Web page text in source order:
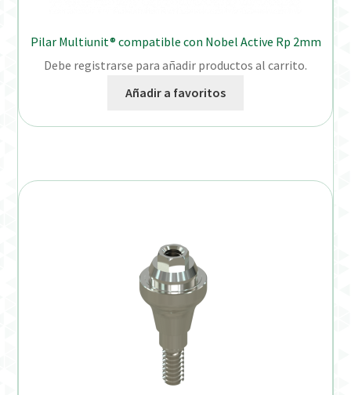
Pilar Multiunit® compatible con Nobel Active Rp 2mm
Debe registrarse para añadir productos al carrito.
Añadir a favoritos